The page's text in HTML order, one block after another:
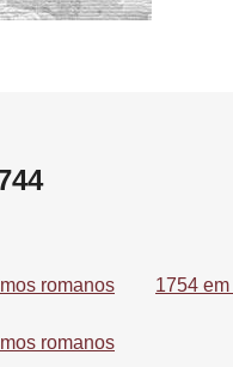
romanos 1754
romanos